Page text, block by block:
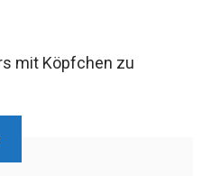
mit Köpfchen zu